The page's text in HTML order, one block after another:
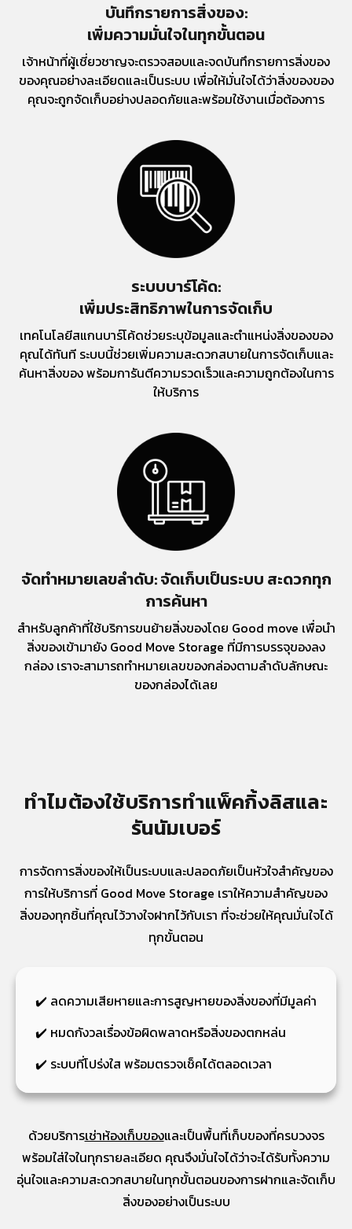
บันทึกรายการสิ่งของ:
เพิ่มความมั่นใจในทุกขั้นตอน
เจ้าหน้าที่ผู้เชี่ยวชาญจะตรวจสอบและจดบันทึกรายการสิ่งของ
ของคุณอย่างละเอียดและเป็นระบบ เพื่อให้มั่นใจได้ว่าสิ่งของของ
คุณจะถูกจัดเก็บอย่างปลอดภัยและพร้อมใช้งานเมื่อต้องการ
ระบบบาร์โค้ด:
เพิ่มประสิทธิภาพในการจัดเก็บ
เทคโนโลยีสแกนบาร์โค้ดช่วยระบุข้อมูลและตำแหน่งสิ่งของของ
คุณได้ทันที ระบบนี้ช่วยเพิ่มความสะดวกสบายในการจัดเก็บและ
ค้นหาสิ่งของ พร้อมการันตีความรวดเร็วและความถูกต้องในการ
ให้บริการ
จัดทำหมายเลขลำดับ: จัดเก็บเป็นระบบ สะดวกทุก
การค้นหา
สำหรับลูกค้าที่ใช้บริการขนย้ายสิ่งของโดย Good move เพื่อนำ
สิ่งของเข้ามายัง Good Move Storage ที่มีการบรรจุของลง
กล่อง เราจะสามารถทำหมายเลขของกล่องตามลำดับลักษณะ
ของกล่องได้เลย
ทำไมต้องใช้บริการทำแพ็คกิ้งลิสและ
รันนัมเบอร์
การจัดการสิ่งของให้เป็นระบบและปลอดภัยเป็นหัวใจสำคัญของ
การให้บริการที่ Good Move Storage เราให้ความสำคัญของ
สิ่งของทุกชิ้นที่คุณไว้วางใจฝากไว้กับเรา ที่จะช่วยให้คุณมั่นใจได้
ทุกขั้นตอน
✔️ ลดความเสียหายและการสูญหายของสิ่งของที่มีมูลค่า
✔️ หมดกังวลเรื่องข้อผิดพลาดหรือสิ่งของตกหล่น
✔️ ระบบที่โปร่งใส พร้อมตรวจเช็คได้ตลอดเวลา
ด้วยบริการเช่าห้องเก็บของและเป็นพื้นที่เก็บของที่ครบวงจร
พร้อมใส่ใจในทุกรายละเอียด คุณจึงมั่นใจได้ว่าจะได้รับทั้งความ
อุ่นใจและความสะดวกสบายในทุกขั้นตอนของการฝากและจัดเก็บ
สิ่งของอย่างเป็นระบบ